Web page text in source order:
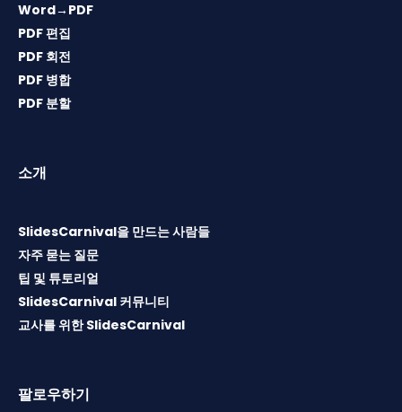
Word→PDF
PDF 편집
PDF 회전
PDF 병합
PDF 분할
소개
SlidesCarnival을 만드는 사람들
자주 묻는 질문
팁 및 튜토리얼
SlidesCarnival 커뮤니티
교사를 위한 SlidesCarnival
팔로우하기